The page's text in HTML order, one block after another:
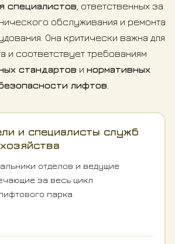
специалистов , ответственных за
обслуживания и ремонта
Она критически важна для
и соответствует требованиям
стандартов и нормативных
лифтов
и специалисты служб
отделов и ведущие
за весь цикл
парка.